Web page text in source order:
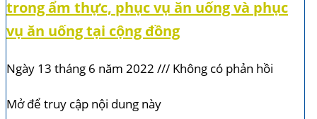
trong ẩm thực, phục vụ ăn uống và phục
vụ ăn uống tại cộng đồng
Ngày 13 tháng 6 năm 2022 Không có phản hồi
Mở để truy cập nội dung này